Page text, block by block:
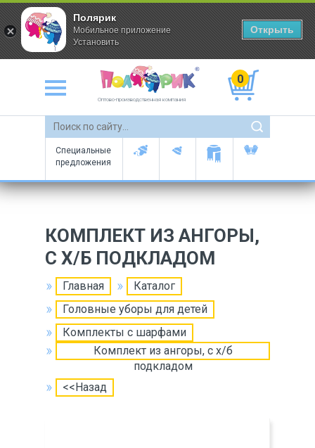
Оптово-производственная компания
0
Специальные
предложения
КОМПЛЕКТ ИЗ АНГОРЫ,
C Х/Б ПОДКЛАДОМ
Главная
Каталог
Головные уборы для детей
Комплекты с шарфами
Комплект из ангоры, c х/б
подкладом
<<Назад
Полярик
Мобильное приложение
Установить
Открыть